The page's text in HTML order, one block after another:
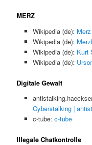
MERZ
Wikipedia (de):
Wikipedia (de):
Wikipedia (de): Kurt
Wikipedia (de):
Digitale Gewalt
Cyberstalking |
c-tube: c-tube
Illegale Chatkontrolle